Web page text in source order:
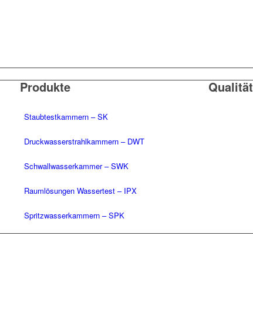
Produkte
Staubtestkammern – SK
Druckwasserstrahlkammern – DWT
Schwallwasserkammer – SWK
Raumlösungen Wassertest – IPX
Spritzwasserkammern – SPK
Qualität